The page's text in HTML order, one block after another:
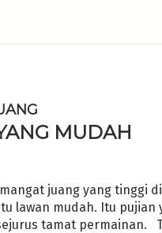
MUDAH
juang yang tinggi
lawan mudah. Itu
sejurus tamat